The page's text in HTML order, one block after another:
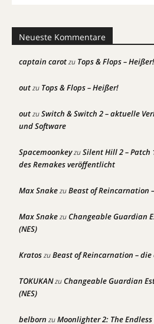
Neueste Kommentare
captain carotzu Tops & Flops – Heißer!
outzu Tops & Flops – Heißer!
outzuSwitch & Switch 2 – aktuelle
und Software
SpacemoonkeyzuSilent Hill 2 – Patch
des Remakes veröffentlicht
Max SnakezuBeast of Reincarnation
Max SnakezuChangeable Guardian
(NES)
KratoszuBeast of Reincarnation –
TOKUKANzuChangeable Guardian
(NES)
belborn zuMoonlighter 2: The